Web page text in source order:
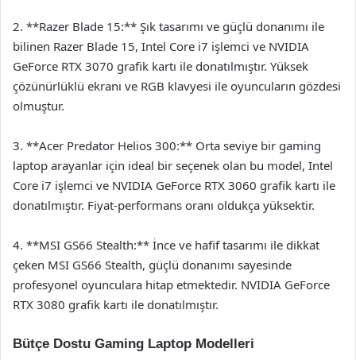
2. **Razer Blade 15:** Şık tasarımı ve güçlü donanımı ile
bilinen Razer Blade 15, Intel Core i7 işlemci ve NVIDIA
GeForce RTX 3070 grafik kartı ile donatılmıştır. Yüksek
çözünürlüklü ekranı ve RGB klavyesi ile oyuncuların gözdesi
olmuştur.
3. **Acer Predator Helios 300:** Orta seviye bir gaming
laptop arayanlar için ideal bir seçenek olan bu model, Intel
Core i7 işlemci ve NVIDIA GeForce RTX 3060 grafik kartı ile
donatılmıştır. Fiyat-performans oranı oldukça yüksektir.
4. **MSI GS66 Stealth:** İnce ve hafif tasarımı ile dikkat
çeken MSI GS66 Stealth, güçlü donanımı sayesinde
profesyonel oyunculara hitap etmektedir. NVIDIA GeForce
RTX 3080 grafik kartı ile donatılmıştır.
Bütçe Dostu Gaming Laptop Modelleri